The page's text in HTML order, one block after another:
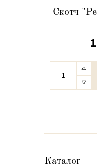
Скотч
Каталог